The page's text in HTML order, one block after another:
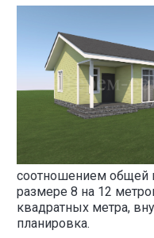
соотношением общей
размере 8 на 12
квадратных метра,
планировка.